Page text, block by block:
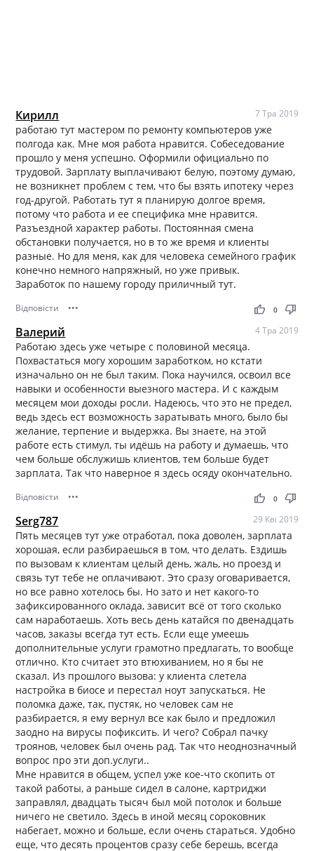
Кирилл 7 Тра 2019
работаю тут мастером по ремонту компьютеров уже
полгода как. Мне моя работа нравится. Собеседование
прошло у меня успешно. Оформили официально по
трудовой. Зарплату выплачивают белую, поэтому думаю,
не возникнет проблем с тем, что бы взять ипотеку через
год-другой. Работать тут я планирую долгое время,
потому что работа и ее специфика мне нравится.
Разъездной характер работы. Постоянная смена
обстановки получается, но в то же время и клиенты
разные. Но для меня, как для человека семейного график
конечно немного напряжный, но уже привык.
Заработок по нашему городу приличный тут.
Відповісти ••• thumb_up thumb_down
0
Валерий 4 Тра 2019
Работаю здесь уже четыре с половиной месяца.
Похвастаться могу хорошим заработком, но кстати
изначально он не был таким. Пока научился, освоил все
навыки и особенности выезного мастера. И с каждым
месяцем мои доходы росли. Надеюсь, что это не предел,
ведь здесь ест возможность заратывать много, было бы
желание, терпение и выдержка. Вы знаете, на этой
работе есть стимул, ты идёшь на работу и думаешь, что
чем больше обслужишь клиентов, тем больше будет
зарплата. Так что наверное я здесь осяду окончательно.
Відповісти ••• thumb_up thumb_down
0
Serg787 29 Кві 2019
Пять месяцев тут уже отработал, пока доволен, зарплата
хорошая, если разбираешься в том, что делать. Ездишь
по вызовам к клиентам целый день, жаль, но проезд и
связь тут тебе не оплачивают. Это сразу оговаривается,
но все равно хотелось бы. Но зато и нет какого-то
зафиксированного оклада, зависит всё от того сколько
сам наработаешь. Хоть весь день катайся по двенадцать
часов, заказы всегда тут есть. Если еще умеешь
дополнительные услуги грамотно предлагать, то вообще
отлично. Кто считает это втюхиванием, но я бы не
сказал. Из прошлого вызова: у клиента слетела
настройка в биосе и перестал ноут запускаться. Не
поломка даже, так, пустяк, но человек сам не
разбирается, я ему вернул все как было и предложил
заодно на вирусы пофиксить. И чего? Собрал пачку
троянов, человек был очень рад. Так что неоднозначный
вопрос про эти доп.услуги..
Мне нравится в общем, успел уже кое-что скопить от
такой работы, а раньше сидел в салоне, картриджи
заправлял, двадцать тысяч был мой потолок и больше
ничего не светило. Здесь в иной месяц сороковник
набегает, можно и больше, если очень стараться. Удобно
еще, что десять процентов сразу себе берешь, всегда